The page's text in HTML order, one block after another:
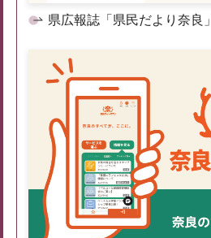
県広報誌「県民だより奈良」